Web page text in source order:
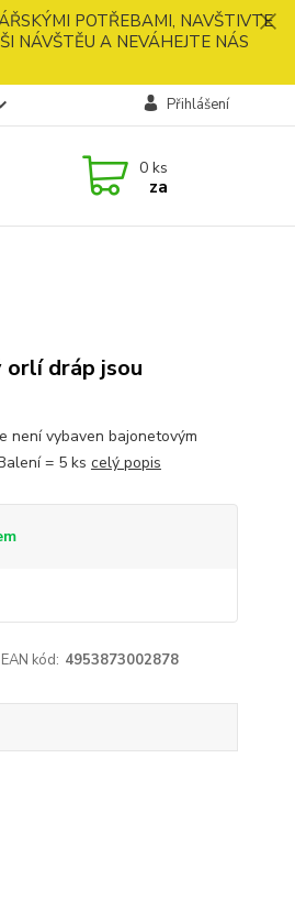
POTŘEBAMI, NAVŠTIVTE
NÁVŠTĚU A NEVÁHEJTE NÁS
Přihlášení
0 ks
za
orlí dráp jsou
není vybaven bajonetovým
= 5 ks celý popis
EAN kód: 4953873002878